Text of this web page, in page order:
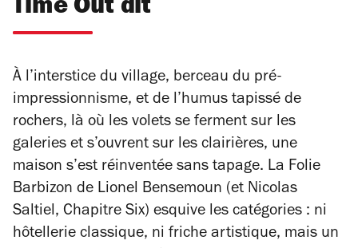
Time Out dit
À l’interstice du village, berceau du pré-
impressionnisme, et de l’humus tapissé de
rochers, là où les volets se ferment sur les
galeries et s’ouvrent sur les clairières, une
maison s’est réinventée sans tapage. La Folie
Barbizon de Lionel Bensemoun (et Nicolas
Saltiel, Chapitre Six) esquive les catégories : ni
hôtellerie classique, ni friche artistique, mais un